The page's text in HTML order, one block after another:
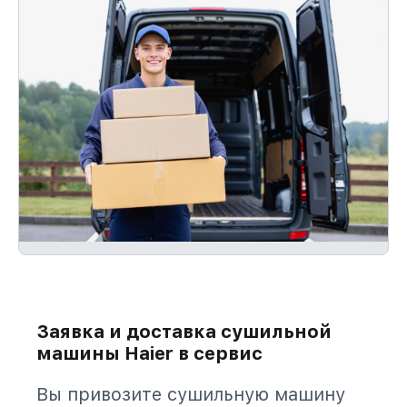
Заявка и доставка сушильной
машины Haier в сервис
Вы привозите сушильную машину